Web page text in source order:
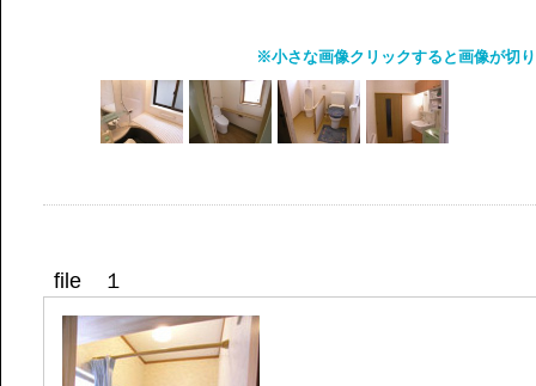
※小さな画像クリックすると画像が切
file １